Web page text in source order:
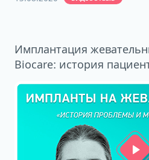
Имплантация
Biocare: история